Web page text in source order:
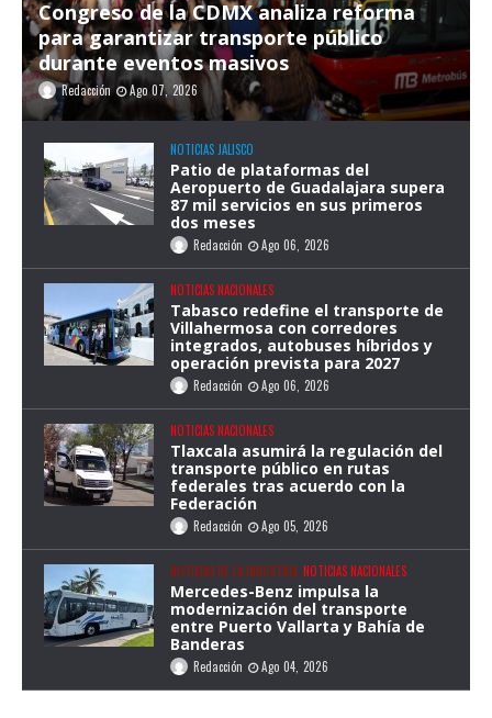
Congreso de la CDMX analiza reforma
para garantizar transporte público
durante eventos masivos
Redacción Ago 07, 2026
NOTICIAS JALISCO
Patio de plataformas del
Aeropuerto de Guadalajara supera
87 mil servicios en sus primeros
dos meses
Redacción Ago 06, 2026
NOTICIAS NACIONALES
Tabasco redefine el transporte de
Villahermosa con corredores
integrados, autobuses híbridos y
operación prevista para 2027
Redacción Ago 06, 2026
NOTICIAS NACIONALES
Tlaxcala asumirá la regulación del
transporte público en rutas
federales tras acuerdo con la
Federación
Redacción Ago 05, 2026
NOTICIAS DE LA INDUSTRIA NOTICIAS NACIONALES
Mercedes-Benz impulsa la
modernización del transporte
entre Puerto Vallarta y Bahía de
Banderas
Redacción Ago 04, 2026